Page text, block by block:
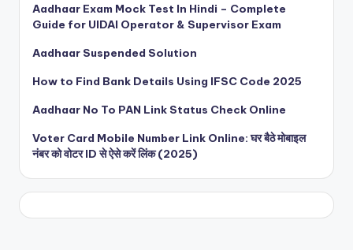
Aadhaar Exam Mock Test In Hindi – Complete
Guide for UIDAI Operator & Supervisor Exam
Aadhaar Suspended Solution
How to Find Bank Details Using IFSC Code 2025
Aadhaar No To PAN Link Status Check Online
Voter Card Mobile Number Link Online: घर बैठे मोबाइल
नंबर को वोटर ID से ऐसे करें लिंक (2025)